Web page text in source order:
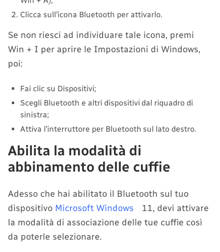
Clicca sull’icona Bluetooth per attivarlo.
Se non riesci ad individuare tale icona, premi
Win + I per aprire le Impostazioni di Windows,
poi:
Fai clic su Dispositivi;
Scegli Bluetooth e altri dispositivi dal riquadro di
sinistra;
Attiva l’interruttore per Bluetooth sul lato destro.
Abilita la modalità di
abbinamento delle cuffie
Adesso che hai abilitato il Bluetooth sul tuo
dispositivo Microsoft Windows
11, devi attivare
la modalità di associazione delle tue cuffie così
da poterle selezionare.